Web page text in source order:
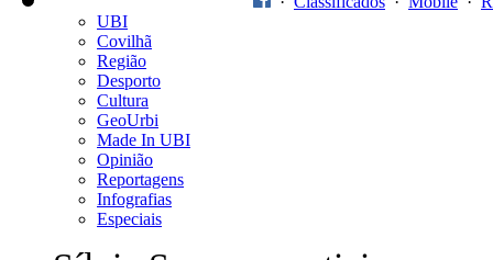
UBI
Covilhã
Região
Desporto
Cultura
GeoUrbi
Made In UBI
Opinião
Reportagens
Infografias
Especiais